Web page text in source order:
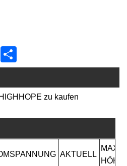
LinkedIn
zu kaufen
AKTUELL
HÖHE